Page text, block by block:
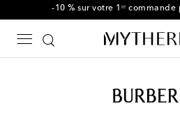
Utilisez le code